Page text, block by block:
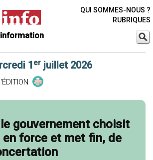
QUI SOMMES-NOUS ?
RUBRIQUES
1 er juillet 2026
gouvernement choisit
en force et met fin, de